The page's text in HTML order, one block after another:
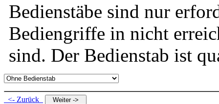
Bedienstäbe sind nur
Bediengriffe in nicht
sind. Der Bedienstab ist
<- Zurück